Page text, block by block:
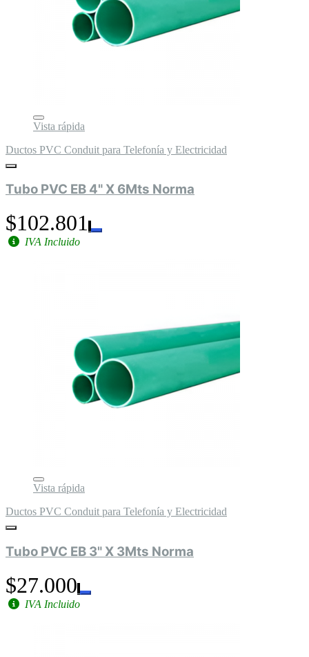
Vista rápida
Ductos PVC Conduit para Telefonía y Electricidad
Tubo PVC EB 4" X 6Mts Norma
$102.801
IVA Incluido
Vista rápida
Ductos PVC Conduit para Telefonía y Electricidad
Tubo PVC EB 3" X 3Mts Norma
$27.000
IVA Incluido